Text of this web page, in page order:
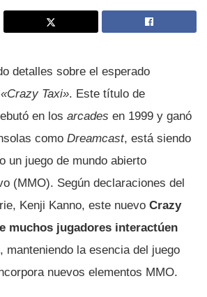
detalles sobre el esperado
«Crazy Taxi». Este título de
en los arcades en 1999 y ganó
como Dreamcast, está siendo
un juego de mundo abierto
(MMO). Según declaraciones del
Kenji Kanno, este nuevo Crazy
muchos jugadores interactúen
, manteniendo la esencia del juego
nuevos elementos MMO.